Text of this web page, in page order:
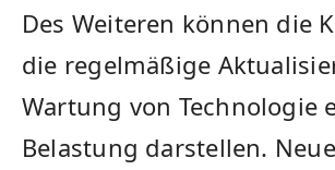
Des Weiteren können die
die regelmäßige
Wartung von Technologie
Belastung darstellen.